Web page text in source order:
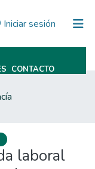
Iniciar sesión (current)
CONTACTO
laboral